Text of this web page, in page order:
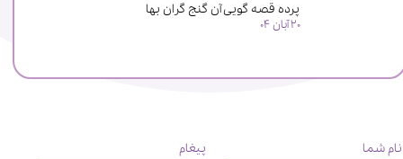
پرده قصه گویی آن گنج گران بها
۲۰ آبان ۰۴
نام شما پیغام